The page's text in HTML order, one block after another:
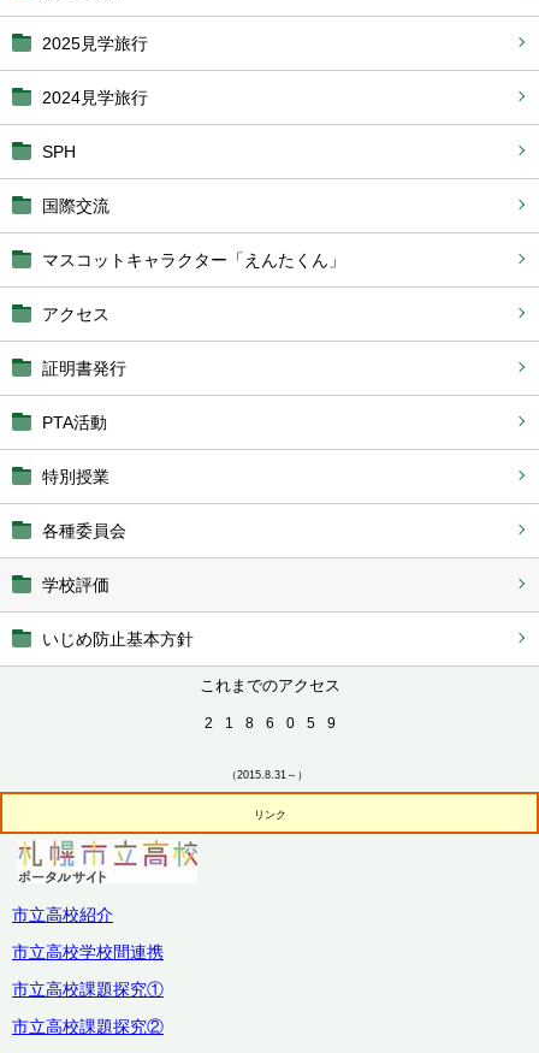
2025見学旅行
2024見学旅行
SPH
国際交流
マスコットキャラクター「えんたくん」
アクセス
証明書発行
PTA活動
特別授業
各種委員会
学校評価
いじめ防止基本方針
これまでのアクセス
2 1 8 6 0 5 9
（2015.8.31～）
リンク
市立高校紹介
市立高校学校間連携
市立高校課題探究①
市立高校課題探究②